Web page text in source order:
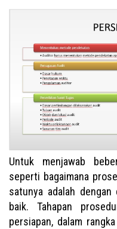
Untuk menjawab
seperti bagaimana
satunya adalah dengan
baik. Tahapan
persiapan, dalam